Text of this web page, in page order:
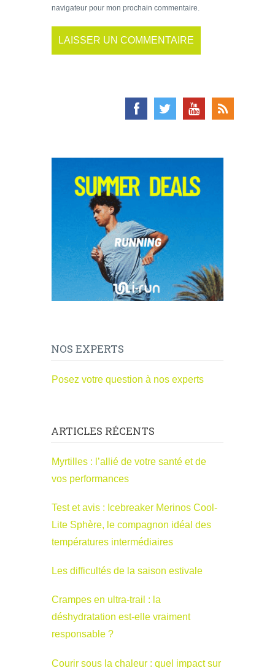
navigateur pour mon prochain commentaire.
NOS EXPERTS
Posez votre question à nos experts
ARTICLES RÉCENTS
Myrtilles : l’allié de votre santé et de
vos performances
Test et avis : Icebreaker Merinos Cool-
Lite Sphère, le compagnon idéal des
températures intermédiaires
Les difficultés de la saison estivale
Crampes en ultra-trail : la
déshydratation est-elle vraiment
responsable ?
Courir sous la chaleur : quel impact sur